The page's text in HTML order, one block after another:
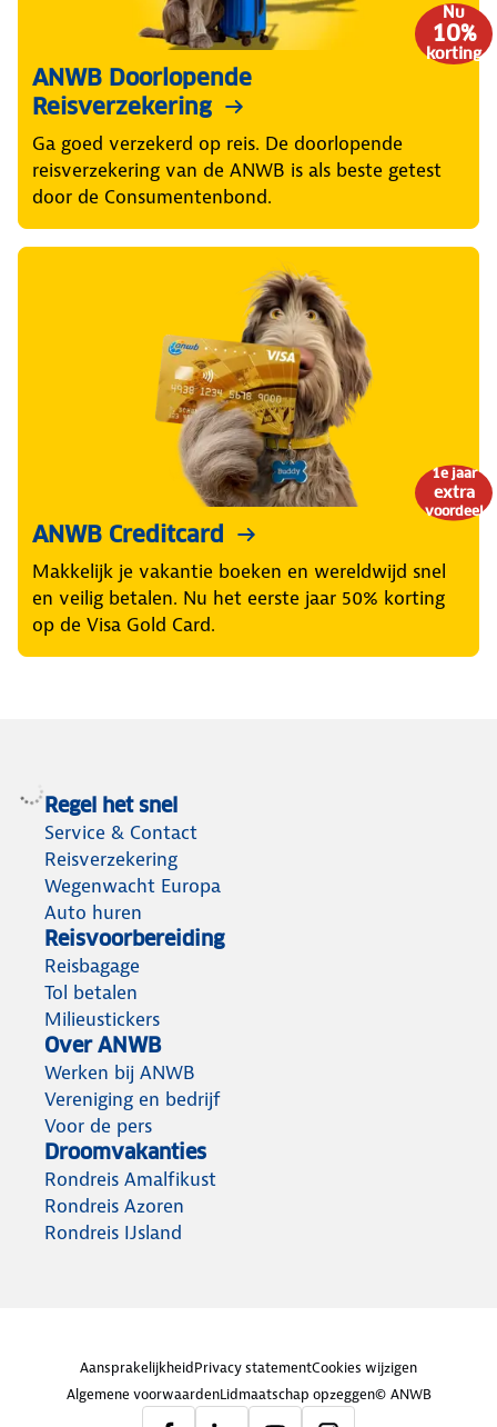
Nu
10%
korting
ANWB Doorlopende
Reisverzekering
Ga goed verzekerd op reis. De doorlopende
reisverzekering van de ANWB is als beste getest
door de Consumentenbond.
1e jaar
extra
voordeel
ANWB Creditcard
Makkelijk je vakantie boeken en wereldwijd snel
en veilig betalen. Nu het eerste jaar 50% korting
op de Visa Gold Card.
Regel het snel
Service & Contact
Reisverzekering
Wegenwacht Europa
Auto huren
Reisvoorbereiding
Reisbagage
Tol betalen
Milieustickers
Over ANWB
Werken bij ANWB
Vereniging en bedrijf
Voor de pers
Droomvakanties
Rondreis Amalfikust
Rondreis Azoren
Rondreis IJsland
AansprakelijkheidPrivacy statementCookies wijzigen
Algemene voorwaardenLidmaatschap opzeggen© ANWB